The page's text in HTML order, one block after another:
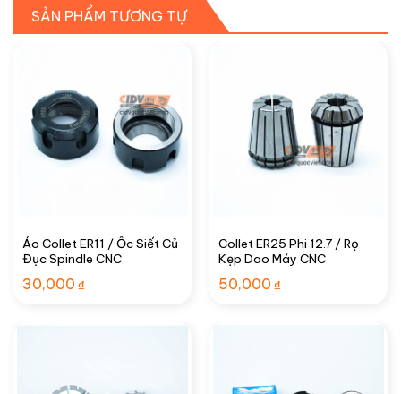
SẢN PHẨM TƯƠNG TỰ
Áo Collet ER11 / Ốc Siết Củ
Đục Spindle CNC
30,000 ₫
Collet ER25 Phi 12.7 / Rọ
Kẹp Dao Máy CNC
50,000 ₫